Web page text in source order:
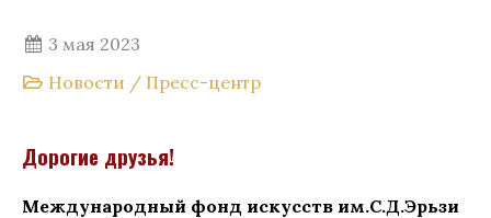
3 мая 2023
Новости / Пресс-центр
Дорогие друзья!
Международный фонд искусств им.С.Д.Эрьзи